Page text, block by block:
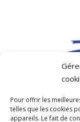
Pour offrir les
telles que les cookies
appareils. Le fait de